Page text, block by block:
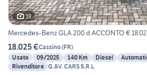
19
Mercedes-Benz GLA 200 d ACCONTO €
18.025 €Cassino(FR)
Usato
09/2025 140 Km Diesel
Rivenditore G.&V. CARS S.R.L